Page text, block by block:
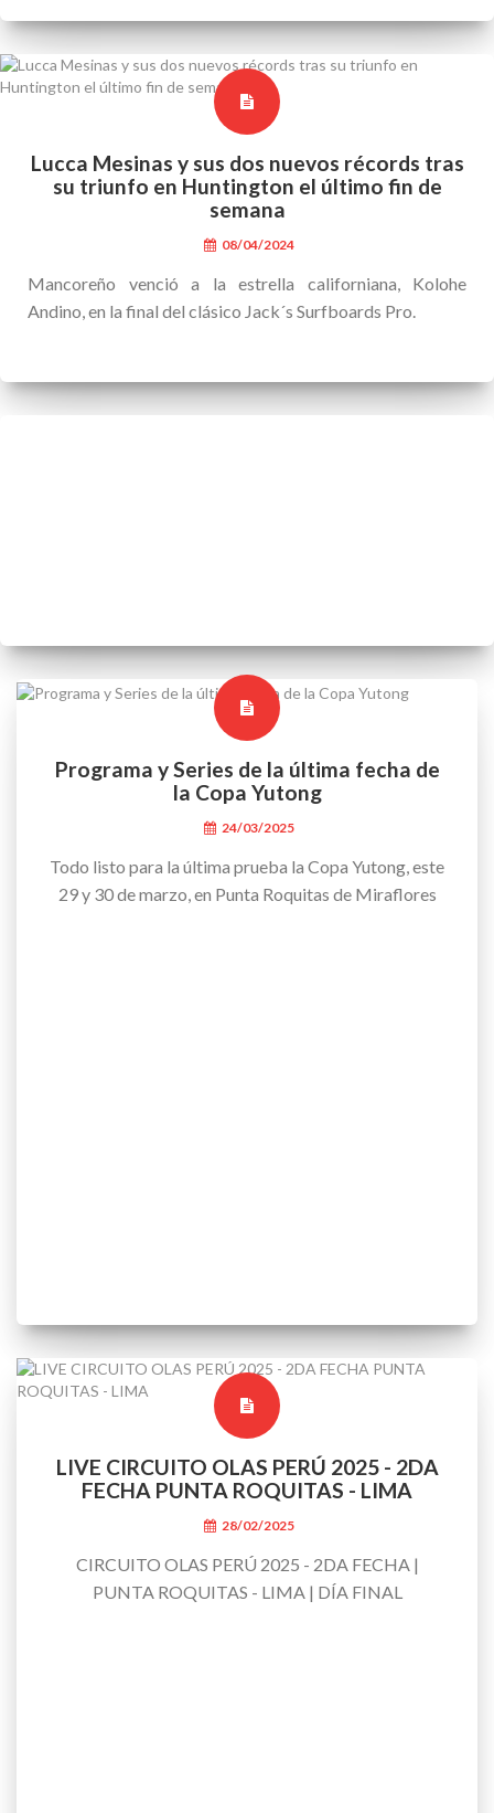
Lucca Mesinas y sus dos nuevos récords tras
su triunfo en Huntington el último fin de
semana
08/04/2024
Mancoreño venció a la estrella californiana, Kolohe
Andino, en la final del clásico Jack´s Surfboards Pro.
Programa y Series de la última fecha de
la Copa Yutong
24/03/2025
Todo listo para la última prueba la Copa Yutong, este
29 y 30 de marzo, en Punta Roquitas de Miraflores
LIVE CIRCUITO OLAS PERÚ 2025 - 2DA
FECHA PUNTA ROQUITAS - LIMA
28/02/2025
CIRCUITO OLAS PERÚ 2025 - 2DA FECHA |
PUNTA ROQUITAS - LIMA | DÍA FINAL